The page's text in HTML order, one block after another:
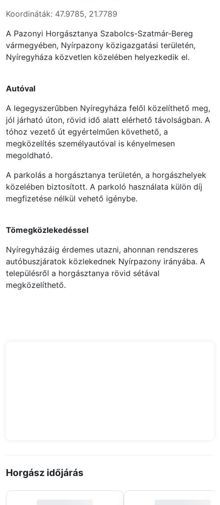
Koordináták: 47.9785, 21.7789
A Pazonyi Horgásztanya Szabolcs-Szatmár-Bereg
vármegyében, Nyírpazony közigazgatási területén,
Nyíregyháza közvetlen közelében helyezkedik el.
Autóval
A legegyszerűbben Nyíregyháza felől közelíthető meg,
jól járható úton, rövid idő alatt elérhető távolságban. A
tóhoz vezető út egyértelműen követhető, a
megközelítés személyautóval is kényelmesen
megoldható.
A parkolás a horgásztanya területén, a horgászhelyek
közelében biztosított. A parkoló használata külön díj
megfizetése nélkül vehető igénybe.
Tömegközlekedéssel
Nyíregyházáig érdemes utazni, ahonnan rendszeres
autóbuszjáratok közlekednek Nyírpazony irányába. A
településről a horgásztanya rövid sétával
megközelíthető.
Horgász időjárás